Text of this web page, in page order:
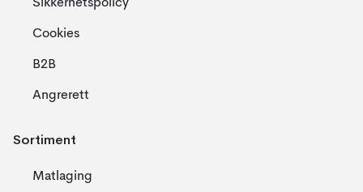
Sikkerhetspolicy
Cookies
B2B
Angrerett
Sortiment
Matlaging